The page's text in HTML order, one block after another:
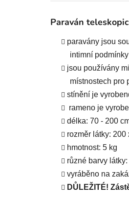
Paraván
paravány jsou
intimní
jsou používány
místnostech pro
stínění je
rameno je
délka: 70 - 200
rozměr látky: 200
hmotnost: 5 kg
různé barvy
vyráběno na
DŮLEŽITÉ!